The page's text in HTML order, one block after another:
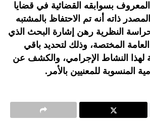
المعروف بسوابقه القضائية في قضايا
ذاته أنه تم الاحتفاظ بالمشتبه
النظرية رهن إشارة البحث الذي
المختصة، وذلك لتحديد باقي
لهذا النشاط الإجرامي، والكشف عن
المنسوبة للمعنيين بالأمر.